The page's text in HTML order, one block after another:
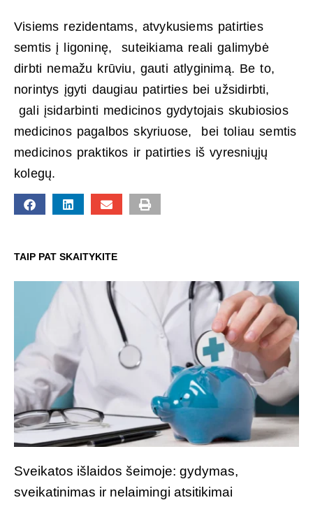
Visiems rezidentams, atvykusiems patirties
semtis į ligoninę, suteikiama reali galimybė
dirbti nemažu krūviu, gauti atlyginimą. Be to,
norintys įgyti daugiau patirties bei užsidirbti,
gali įsidarbinti medicinos gydytojais skubiosios
medicinos pagalbos skyriuose, bei toliau semtis
medicinos praktikos ir patirties iš vyresniųjų
kolegų.
TAIP PAT SKAITYKITE
Sveikatos išlaidos šeimoje: gydymas,
sveikatinimas ir nelaimingi atsitikimai